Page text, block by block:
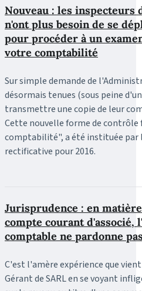
Nouveau : les inspecteurs
n'ont plus besoin de se
pour procéder à un
votre comptabilité
Sur simple demande de
désormais tenues (sous peine
transmettre une copie de leur
Cette nouvelle forme de contrôle
comptabilité", a été instituée par
rectificative pour 2016.
Jurisprudence : en
compte courant d'associé,
comptable ne pardonne
C'est l'amère expérience que vient
Gérant de SARL en se voyant